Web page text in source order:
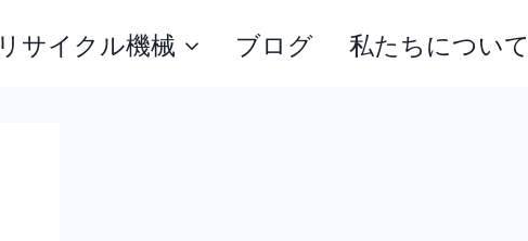
リサイクル機械 ブログ 私たちについて